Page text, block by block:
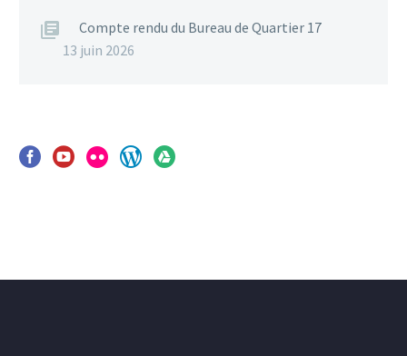
Compte rendu du Bureau de Quartier 17
13 juin 2026